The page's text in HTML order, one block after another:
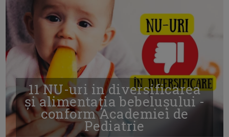
11 NU-uri in diversificarea
și alimentația bebelușului -
conform Academiei de
Pediatrie